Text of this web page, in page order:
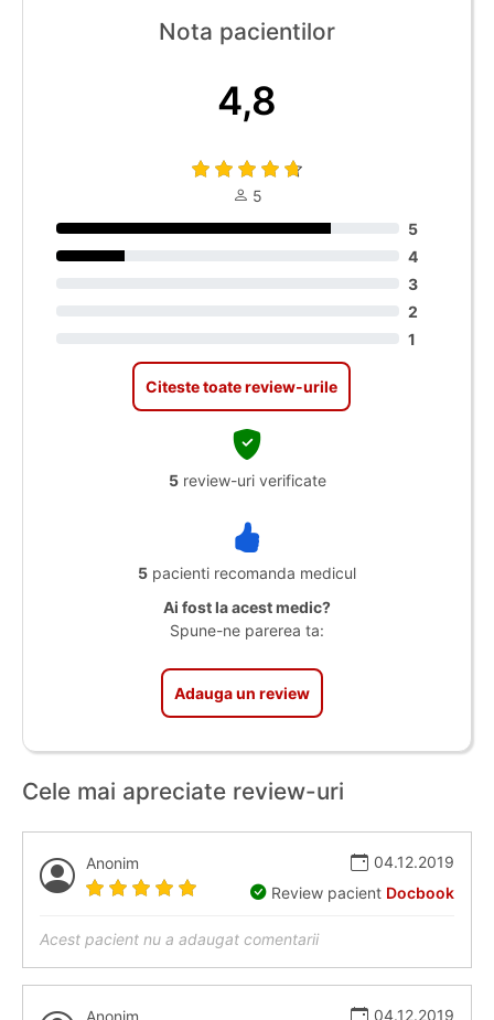
Nota pacientilor
4,8
5
5
4
3
2
1
Citeste toate review-urile
5review-uri verificate
5 pacienti recomanda medicul
Ai fost la acest medic?
Spune-ne parerea ta:
Adauga un review
Cele mai apreciate review-uri
Anonim
04.12.2019
Review pacient Docbook
Acest pacient nu a adaugat comentarii
Anonim
04.12.2019